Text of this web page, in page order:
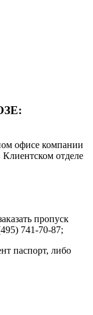
офисе компании
отделе
пропуск
741-70-87;
паспорт, либо